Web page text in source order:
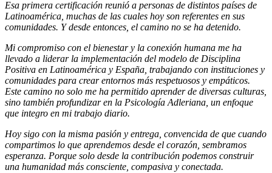
Esa primera certificación reunió a personas de distintos países de
Latinoamérica, muchas de las cuales hoy son referentes en sus
comunidades. Y desde entonces, el camino no se ha detenido.
Mi compromiso con el bienestar y la conexión humana me ha
llevado a liderar la implementación del modelo de Disciplina
Positiva en Latinoamérica y España, trabajando con instituciones y
comunidades para crear entornos más respetuosos y empáticos.
Este camino no solo me ha permitido aprender de diversas culturas,
sino también profundizar en la Psicología Adleriana, un enfoque
que integro en mi trabajo diario.
Hoy sigo con la misma pasión y entrega, convencida de que cuando
compartimos lo que aprendemos desde el corazón, sembramos
esperanza. Porque solo desde la contribución podemos construir
una humanidad más consciente, compasiva y conectada.